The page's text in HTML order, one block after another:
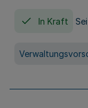
In Kraft